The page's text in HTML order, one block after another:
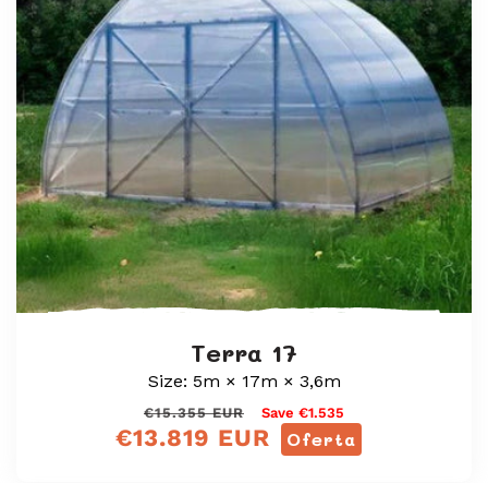
:
Terra 17
Size: 5m × 17m × 3,6m
Preço
normal
€15.355 EUR Save €1.535
Oferta
Preço
de
venda
€13.819 EUR